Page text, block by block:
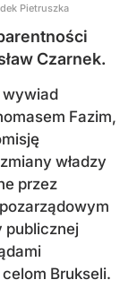
Pietruszka
Czarnek.
wywiad
Fazim,
władzy
przez
publicznej
Brukseli.